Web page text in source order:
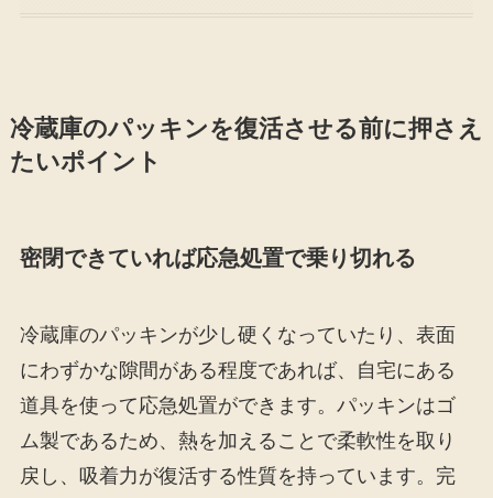
冷蔵庫のパッキンを復活させる前に押さえ
たいポイント
密閉できていれば応急処置で乗り切れる
冷蔵庫のパッキンが少し硬くなっていたり、表面
にわずかな隙間がある程度であれば、自宅にある
道具を使って応急処置ができます。パッキンはゴ
ム製であるため、熱を加えることで柔軟性を取り
戻し、吸着力が復活する性質を持っています。完